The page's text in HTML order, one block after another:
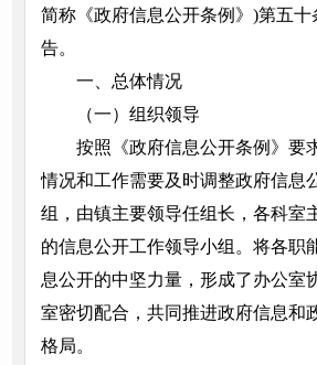
简称《政府信息公开条例》)第五
告。
一、总体情况
（一）组织领导
按照《政府信息公开条例》要
情况和工作需要及时调整政府信息
组，由镇主要领导任组长，各科室
的信息公开工作领导小组。将各职
息公开的中坚力量，形成了办公室
室密切配合，共同推进政府信息和
格局。